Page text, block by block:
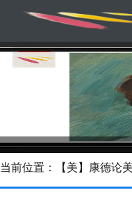
当前位置：【美】康德论